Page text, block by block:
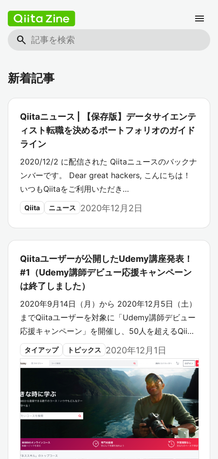
search
menu
新着記事
Qiitaニュース | 【保存版】データサイエンテ
ィスト転職を決めるポートフォリオのガイド
ライン
2020/12/2 に配信された Qiitaニュースのバックナ
ンバーです。 Dear great hackers, こんにちは！
いつもQiitaをご利用いただき…
Qiita ニュース 2020年12月2日
Qiitaユーザーが公開したUdemy講座発表！
#1（Udemy講師デビュー応援キャンペーン
は終了しました）
2020年9月14日（月）から 2020年12月5日（土）
までQiitaユーザーを対象に「Udemy講師デビュー
応援キャンペーン」を開催し、50人を超えるQii…
タイアップ トピックス 2020年12月1日